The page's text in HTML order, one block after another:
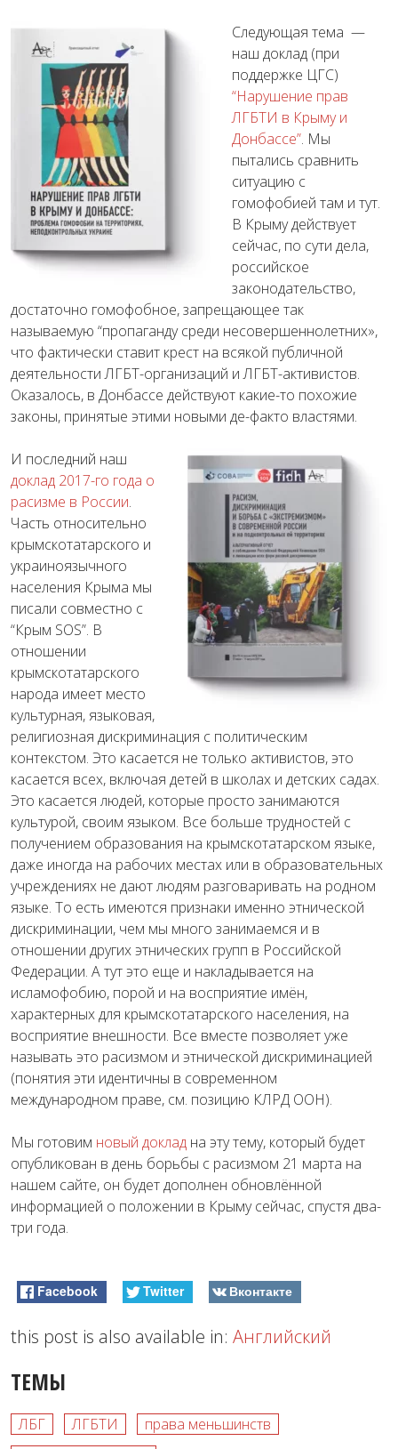
Следующая тема —
наш доклад (при
поддержке ЦГС)
“Нарушение прав
ЛГБТИ в Крыму и
Донбассе”. Мы
пытались сравнить
ситуацию с
гомофобией там и тут.
В Крыму действует
сейчас, по сути дела,
российское
законодательство,
достаточно гомофобное, запрещающее так
называемую “пропаганду среди несовершеннолетних»,
что фактически ставит крест на всякой публичной
деятельности ЛГБТ-организаций и ЛГБТ-активистов.
Оказалось, в Донбассе действуют какие-то похожие
законы, принятые этими новыми де-факто властями.
И последний наш
доклад 2017-го года о
расизме в России.
Часть относительно
крымскотатарского и
украиноязычного
населения Крыма мы
писали совместно с
“Крым SOS”. В
отношении
крымскотатарского
народа имеет место
культурная, языковая,
религиозная дискриминация с политическим
контекстом. Это касается не только активистов, это
касается всех, включая детей в школах и детских садах.
Это касается людей, которые просто занимаются
культурой, своим языком. Все больше трудностей с
получением образования на крымскотатарском языке,
даже иногда на рабочих местах или в образовательных
учреждениях не дают людям разговаривать на родном
языке. То есть имеются признаки именно этнической
дискриминации, чем мы много занимаемся и в
отношении других этнических групп в Российской
Федерации. А тут это еще и накладывается на
исламофобию, порой и на восприятие имён,
характерных для крымскотатарского населения, на
восприятие внешности. Все вместе позволяет уже
называть это расизмом и этнической дискриминацией
(понятия эти идентичны в современном
международном праве, см. позицию КЛРД ООН).
Мы готовим новый доклад на эту тему, который будет
опубликован в день борьбы с расизмом 21 марта на
нашем сайте, он будет дополнен обновлённой
информацией о положении в Крыму сейчас, спустя два-
три года.
Facebook Twitter Вконтакте
this post is also available in: Английский
ТЕМЫ
ЛБГ ЛГБТИ
права меньшинств